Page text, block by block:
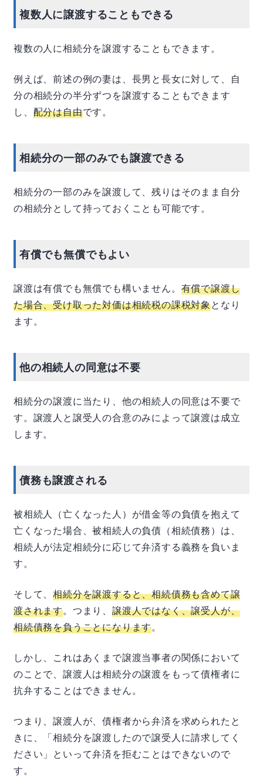
複数人に譲渡することもできる
複数の人に相続分を譲渡することもできます。
例えば、前述の例の妻は、長男と長女に対して、自
分の相続分の半分ずつを譲渡することもできます
し、 配分は自由です。
相続分の一部のみでも譲渡できる
相続分の一部のみを譲渡して、残りはそのまま自分
の相続分として持っておくことも可能です。
有償でも無償でもよい
譲渡は有償でも無償でも構いません。 有償で譲渡し
た場合、受け取った対価は相続税の課税対象となり
ます。
他の相続人の同意は不要
相続分の譲渡に当たり、他の相続人の同意は不要で
す。譲渡人と譲受人の合意のみによって譲渡は成立
します。
債務も譲渡される
被相続人（亡くなった人）が借金等の負債を抱えて
亡くなった場合、被相続人の負債（相続債務）は、
相続人が法定相続分に応じて弁済する義務を負いま
す。
そして、相続分を譲渡すると、相続債務も含めて譲
渡されます。つまり、 譲渡人ではなく、譲受人が、
相続債務を負うことになります。
しかし、これはあくまで譲渡当事者の関係において
のことで、譲渡人は相続分の譲渡をもって債権者に
抗弁することはできません。
つまり、譲渡人が、債権者から弁済を求められたと
きに、「相続分を譲渡したので譲受人に請求してく
ださい」といって弁済を拒むことはできないので
す。